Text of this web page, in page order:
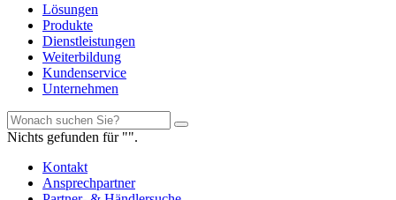
Lösungen
Produkte
Dienstleistungen
Weiterbildung
Kundenservice
Unternehmen
Nichts gefunden für "".
Kontakt
Ansprechpartner